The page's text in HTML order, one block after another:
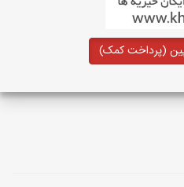
(پرداخت کمک)